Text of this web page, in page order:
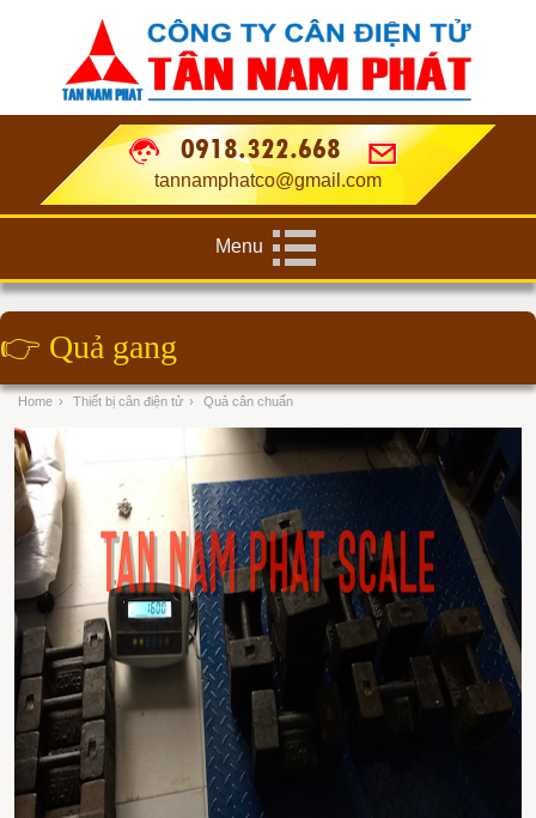
0918.322.668
tannamphatco@gmail.com
Menu
👉 Quả gang
Home › Thiết bị cân điện tử › Quả cân chuẩn